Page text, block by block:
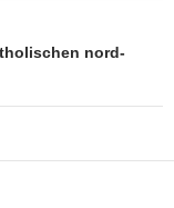
nord-